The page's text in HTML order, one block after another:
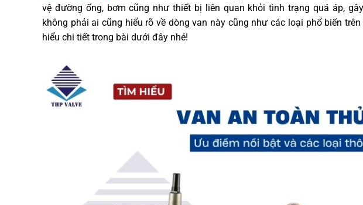
vệ đường ống, bơm cũng như thiết bị liên quan khỏi tình trạng quá áp,
không phải ai cũng hiểu rõ về dòng van này cũng như các loại phổ biến
hiểu chi tiết trong bài dưới đây nhé!